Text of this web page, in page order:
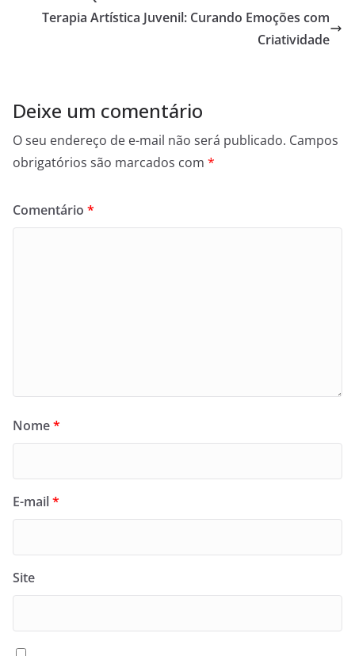
Terapia Artística Juvenil: Curando Emoções com
Criatividade
Deixe um comentário
O seu endereço de e-mail não será publicado. Campos
obrigatórios são marcados com *
Comentário *
Nome*
E-mail*
Site